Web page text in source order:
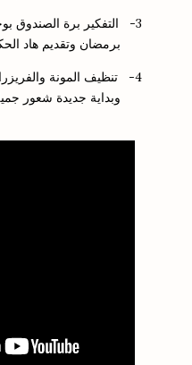
3-
التفكير برة الصندوق
برمضان وتقديم هاد
4-
تنظيف المونة
وبداية جديدة شعور